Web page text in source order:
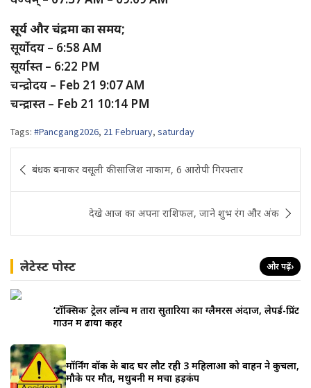
सूर्य और चंद्रमा का समय;
सूर्योदय – 6:58 AM
सूर्यास्त – 6:22 PM
चन्द्रोदय – Feb 21 9:07 AM
चन्द्रास्त – Feb 21 10:14 PM
Tags: #Pancgang2026, 21 February, saturday
navigation
बंधक बनाकर वसूली की साजिश नाकाम, 6 आरोपी गिरफ्तार
देखे आज का अपना राशिफल, जाने शुभ रंग और अंक
लेटेस्ट पोस्ट और पढ़ें›
‘टॉक्सिक’ ट्रेलर लॉन्च में तारा सुतारिया का ग्लैमरस अंदाज, लेपर्ड-प्रिंट
गाउन में ढाया कहर
मॉर्निंग वॉक के बाद घर लौट रही 3 महिलाओं को वाहन ने कुचला,
मौके पर मौत, मधुबनी में मचा हड़कंप